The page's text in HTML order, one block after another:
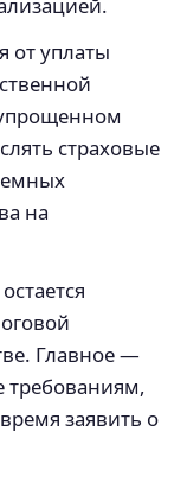
от уплаты
страховые
на
Главное —
требованиям,
заявить о